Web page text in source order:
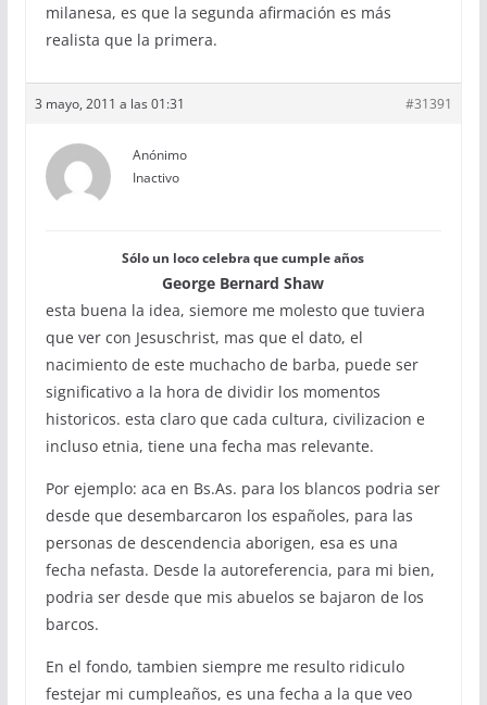
milanesa, es que la segunda afirmación es más
realista que la primera.
3 mayo, 2011 a las 01:31 #31391
Anónimo
Inactivo
Sólo un loco celebra que cumple años
George Bernard Shaw
esta buena la idea, siemore me molesto que tuviera
que ver con Jesuschrist, mas que el dato, el
nacimiento de este muchacho de barba, puede ser
significativo a la hora de dividir los momentos
historicos. esta claro que cada cultura, civilizacion e
incluso etnia, tiene una fecha mas relevante.
Por ejemplo: aca en Bs.As. para los blancos podria ser
desde que desembarcaron los españoles, para las
personas de descendencia aborigen, esa es una
fecha nefasta. Desde la autoreferencia, para mi bien,
podria ser desde que mis abuelos se bajaron de los
barcos.
En el fondo, tambien siempre me resulto ridiculo
festejar mi cumpleaños, es una fecha a la que veo